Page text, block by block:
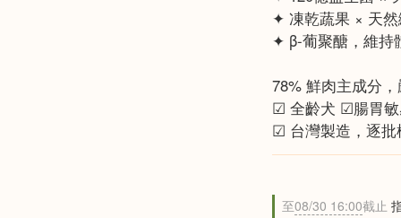
✦ 凍乾蔬果 × 天
✦ β-葡聚醣，維持
78% 鮮肉主成分
☑ 全齡犬 ☑腸胃
☑ 台灣製造，逐批
至08/30 16:00截止